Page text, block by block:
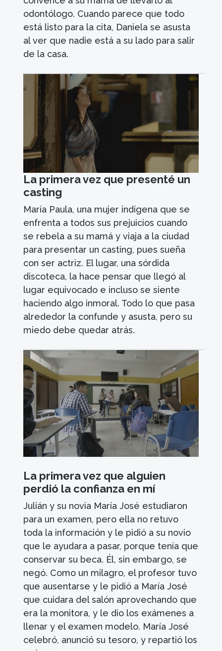
odontólogo. Cuando parece que todo
está listo para la cita, Daniela se asusta
al ver que nadie está a su lado para salir
de la casa.
La primera vez que presenté un
casting
María Paula, una mujer indígena que se
enfrenta a todos sus prejuicios cuando
se rebela a su mamá y viaja a la ciudad
para presentar un casting, pues sueña
con ser actriz. El lugar, una sórdida
discoteca, la hace pensar que llegó al
lugar equivocado e incluso se siente
haciendo algo inmoral. Todo lo que pasa
alrededor la confunde y asusta, pero su
miedo debe quedar atrás.
La primera vez que alguien
perdió la confianza en mí
Julián y su novia María José estudiaron
para un examen, pero ella no retuvo
toda la información y le pidió a su novio
que le ayudara a pasar, porque tenía que
conservar su beca. Él, sin embargo, se
negó. Como un milagro, el profesor tuvo
que ausentarse y le pidió a María José
que cuidara del salón aprovechando que
era la monitora, y le dio los exámenes a
llenar y el examen modelo. María José
celebró, anunció su tesoro, y repartió los